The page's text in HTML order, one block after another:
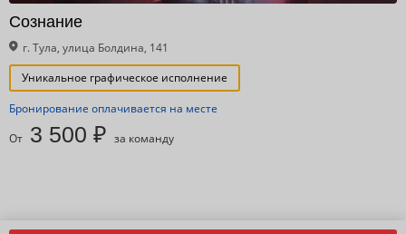
Сознание
г. Тула, улица Болдина, 141
Уникальное графическое исполнение
Бронирование оплачивается на месте
От 3 500 ₽ за команду